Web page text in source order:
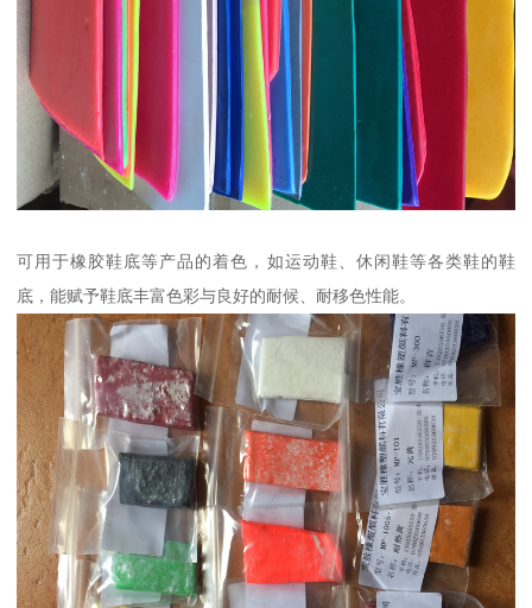
可用于橡胶鞋底等产品的着色，如运动鞋、休闲鞋等各类鞋的鞋
底，能赋予鞋底丰富色彩与良好的耐候、耐移色性能。